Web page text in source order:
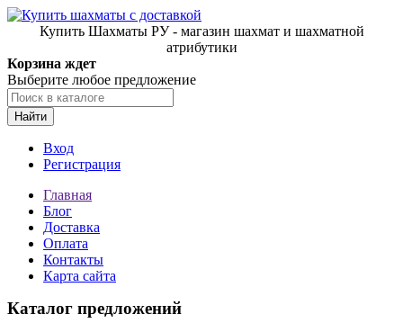
Купить Шахматы РУ - магазин шахмат и шахматной
атрибутики
Корзина ждет
Выберите любое предложение
Найти
Вход
Регистрация
Главная
Блог
Доставка
Оплата
Контакты
Карта сайта
Каталог предложений